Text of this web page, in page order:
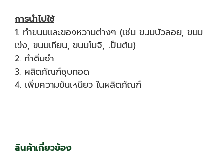
การนำไปใช้
1. ทำขนมและของหวานต่างๆ (เช่น ขนมบัวลอย, ขนม
เข่ง, ขนมเทียน, ขนมโมจิ, เป็นต้น)
2. ทำติ่มซำ
3. ผลิตภัณฑ์ชุบทอด
4. เพิ่มความข้นเหนียว ในผลิตภัณฑ์
สินค้าเกี่ยวข้อง